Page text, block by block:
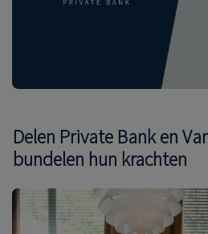
Delen Private Bank en
bundelen hun krachten